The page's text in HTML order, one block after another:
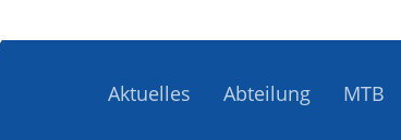
Aktuelles Abteilung MTB